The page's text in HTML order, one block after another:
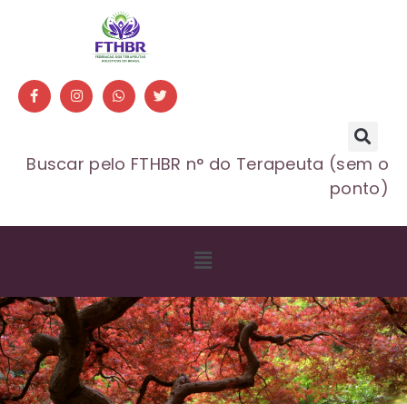
Buscar pelo FTHBR n° do Terapeuta (sem o
ponto)